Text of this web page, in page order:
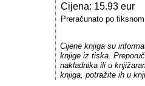
Cijena: 15.93 eur
Preračunato po
Cijene knjiga su
knjige iz tiska.
nakladnika ili u
knjiga, potražite ih u